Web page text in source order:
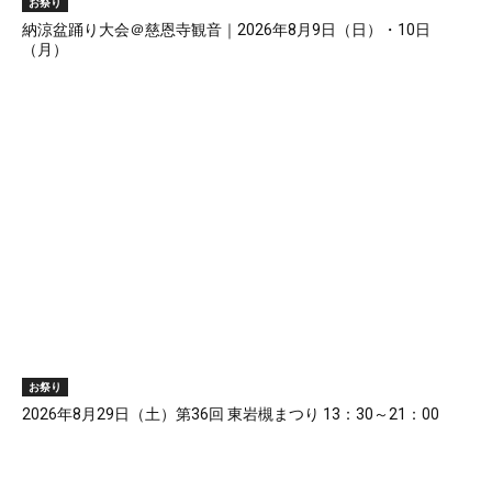
納涼盆踊り大会＠慈恩寺観音｜2026年8月9日（日）・10日
（月）
お祭り
2026年8月29日（土）第36回 東岩槻まつり 13：30～21：00